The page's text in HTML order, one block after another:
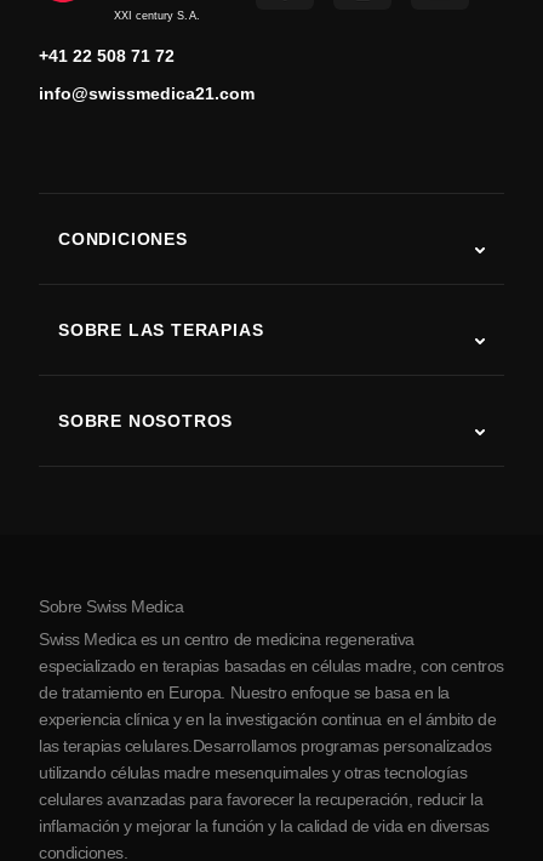
XXI century S.A.
+41 22 508 71 72
info@swissmedica21.com
CONDICIONES
Enfermedad de Parkinson
Artritis
SOBRE LAS TERAPIAS
SOBRE NOSOTROS
Sobre Serbia
Colaboraciones
Sobre Swiss Medica
Swiss Medica es un centro de medicina regenerativa
especializado en terapias basadas en células madre, con centros
de tratamiento en Europa. Nuestro enfoque se basa en la
experiencia clínica y en la investigación continua en el ámbito de
las terapias celulares.Desarrollamos programas personalizados
utilizando células madre mesenquimales y otras tecnologías
celulares avanzadas para favorecer la recuperación, reducir la
inflamación y mejorar la función y la calidad de vida en diversas
condiciones.